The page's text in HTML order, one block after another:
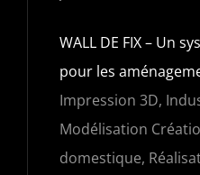
WALL DE FIX – Un
pour les
Impression 3D,
Modélisation
domestique,